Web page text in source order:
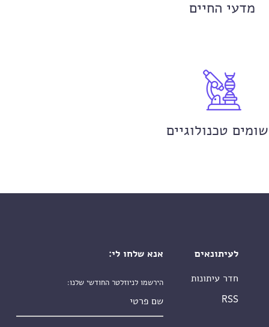
מדעי החיים
טכנולוגיים
לעיתונאים
חדר עיתונות
RSS
אנא שלחו לי:
הירשמו לניוזלטר החודשי שלנו: